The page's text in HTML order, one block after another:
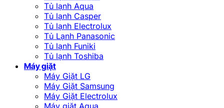
Tủ lạnh Aqua
Tủ lạnh Casper
Tủ lạnh Electrolux
Tủ Lạnh Panasonic
Tủ lạnh Funiki
Tủ lạnh Toshiba
Máy giặt
Máy Giặt LG
Máy Giặt Samsung
Máy Giặt Electrolux
Máy giặt Aqua